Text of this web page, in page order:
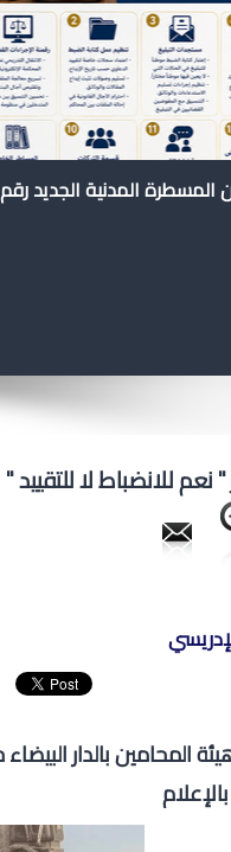
المسطرة المدنية الجديد رقم
نعم للانضباط لا للتقييد "
بالدار